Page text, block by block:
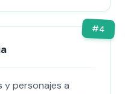
#4
y personajes a